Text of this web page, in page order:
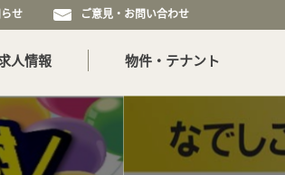
せ ご意見・お問い合わせ
人情報 物件・テナント